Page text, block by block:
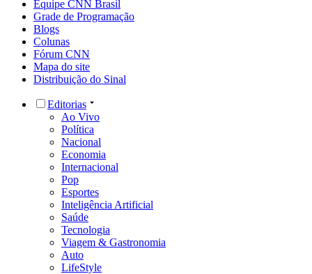
Equipe CNN Brasil
Grade de Programação
Blogs
Colunas
Fórum CNN
Mapa do site
Distribuição do Sinal
Editorias
Ao Vivo
Política
Nacional
Economia
Internacional
Pop
Esportes
Inteligência Artificial
Saúde
Tecnologia
Viagem & Gastronomia
Auto
LifeStyle